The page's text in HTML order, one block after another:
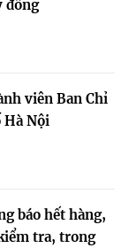
đồng
viên Ban Chỉ
Hà Nội
báo hết hàng,
tra, trong